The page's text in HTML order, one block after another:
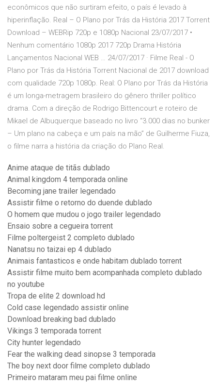
econômicos que não surtiram efeito, o país é levado à
hiperinflação. Real – O Plano por Trás da História 2017 Torrent
Download – WEBRip 720p e 1080p Nacional 23/07/2017 •
Nenhum comentário 1080p 2017 720p Drama História
Lançamentos Nacional WEB … 24/07/2017 · Filme Real - O
Plano por Trás da História Torrent Nacional de 2017 download
com qualidade 720p 1080p. Real: O Plano por Trás da História
é um longa-metragem brasileiro do gênero thriller político
drama. Com a direção de Rodrigo Bittencourt e roteiro de
Mikael de Albuquerque baseado no livro “3.000 dias no bunker
– Um plano na cabeça e um país na mão” de Guilherme Fiuza,
o filme narra a história da criação do Plano Real.
Anime ataque de titãs dublado
Animal kingdom 4 temporada online
Becoming jane trailer legendado
Assistir filme o retorno do duende dublado
O homem que mudou o jogo trailer legendado
Ensaio sobre a cegueira torrent
Filme poltergeist 2 completo dublado
Nanatsu no taizai ep 4 dublado
Animais fantasticos e onde habitam dublado torrent
Assistir filme muito bem acompanhada completo dublado
no youtube
Tropa de elite 2 download hd
Cold case legendado assistir online
Download breaking bad dublado
Vikings 3 temporada torrent
City hunter legendado
Fear the walking dead sinopse 3 temporada
The boy next door filme completo dublado
Primeiro mataram meu pai filme online